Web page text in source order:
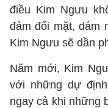
điều Kim Ngưu
đảm đối mặt, dám
Kim Ngưu sẽ dần
Năm mới, Kim
với những dự
ngay cả khi những